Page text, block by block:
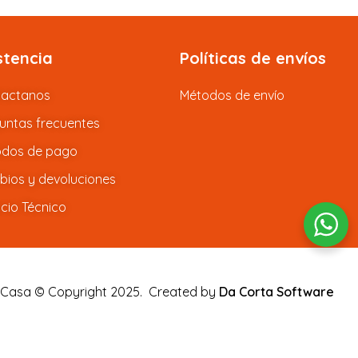
frecuentes
de pago
y devoluciones
Técnico
Políticas de envíos
Métodos de envío
© Copyright 2025. Created by Da Corta Software